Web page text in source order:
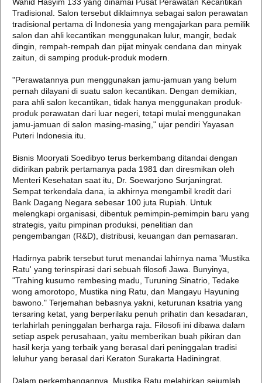
Tradisional. Salon tersebut diklaimnya sebagai salon perawatan
tradisional pertama di Indonesia yang mengajarkan para pemilik
salon dan ahli kecantikan menggunakan lulur, mangir, bedak
dingin, rempah-rempah dan pijat minyak cendana dan minyak
zaitun, di samping produk-produk modern.
"Perawatannya pun menggunakan jamu-jamuan yang belum
pernah dilayani di suatu salon kecantikan. Dengan demikian,
para ahli salon kecantikan, tidak hanya menggunakan produk-
produk perawatan dari luar negeri, tetapi mulai menggunakan
jamu-jamuan di salon masing-masing," ujar pendiri Yayasan
Puteri Indonesia itu.
Bisnis Mooryati Soedibyo terus berkembang ditandai dengan
didirikan pabrik pertamanya pada 1981 dan diresmikan oleh
Menteri Kesehatan saat itu, Dr. Soewarjono Surjaningrat.
Sempat terkendala dana, ia akhirnya mengambil kredit dari
Bank Dagang Negara sebesar 100 juta Rupiah. Untuk
melengkapi organisasi, dibentuk pemimpin-pemimpin baru yang
strategis, yaitu pimpinan produksi, penelitian dan
pengembangan (R&D), distribusi, keuangan dan pemasaran.
Hadirnya pabrik tersebut turut menandai lahirnya nama 'Mustika
Ratu' yang terinspirasi dari sebuah filosofi Jawa. Bunyinya,
"Trahing kusumo rembesing madu, Turuning Sinatrio, Tedake
wong amorotopo, Mustika ning Ratu, dan Mangayu Hayuning
bawono." Terjemahan bebasnya yakni, keturunan ksatria yang
tersaring ketat, yang berperilaku penuh prihatin dan kesadaran,
terlahirlah peninggalan berharga raja. Filosofi ini dibawa dalam
setiap aspek perusahaan, yaitu memberikan buah pikiran dan
hasil kerja yang terbaik yang berasal dari peninggalan tradisi
leluhur yang berasal dari Keraton Surakarta Hadiningrat.
Dalam perkembangannya, Mustika Ratu melahirkan sejumlah